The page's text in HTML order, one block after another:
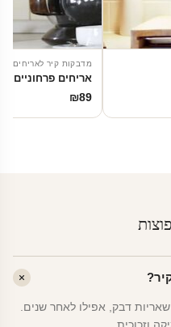
מדבקות קיר לאריחים
אריחים פרחוניים
₪89
שאריות דבק, אפילו לאחר שנים.